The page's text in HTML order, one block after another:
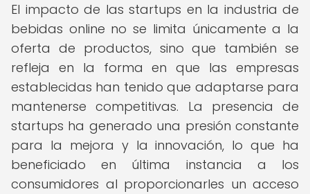
El impacto de las startups en la industria de
bebidas online no se limita únicamente a la
oferta de productos, sino que también se
refleja en la forma en que las empresas
establecidas han tenido que adaptarse para
mantenerse competitivas. La presencia de
startups ha generado una presión constante
para la mejora y la innovación, lo que ha
beneficiado en última instancia a los
consumidores al proporcionarles un acceso